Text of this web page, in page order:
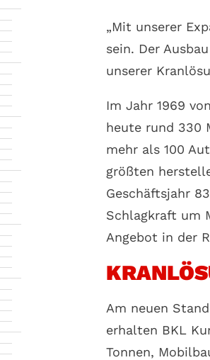
„Mit unserer
sein. Der
unserer
Im Jahr 1969
heute rund 330
mehr als 100
größten
Geschäftsjahr
Schlagkraft um
Angebot in der
Am neuen
erhalten BKL
Tonnen,